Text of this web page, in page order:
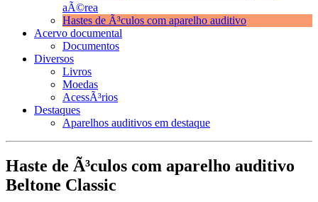
aÃ©rea
Hastes de Ã³culos com aparelho auditivo
Acervo documental
Documentos
Diversos
Livros
Moedas
AcessÃ³rios
Destaques
Aparelhos auditivos em destaque
Haste de Ã³culos com aparelho auditivo
Beltone Classic